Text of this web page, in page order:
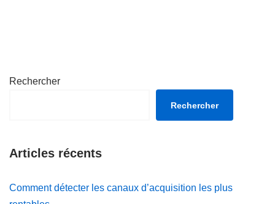
Rechercher
Rechercher
Articles récents
Comment détecter les canaux d’acquisition les plus